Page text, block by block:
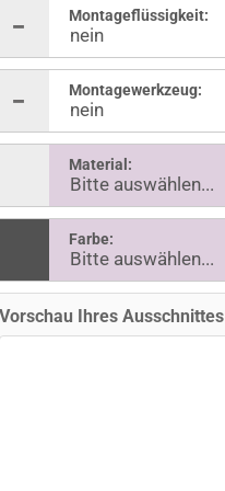
Montageflüssigkeit:
Montagewerkzeug:
Material:
Farbe:
Ihres Ausschnittes